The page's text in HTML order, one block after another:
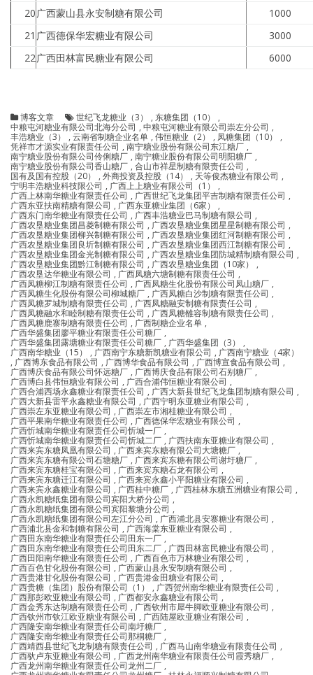
20广西蒙山县永安制糖有限公司
1000
21 广西德保华宏糖业有限公司
3000
22广西田林富民糖业有限公司 6000
博客文章 世纪飞龙糖业（3） , 东糖集团（10）
,
中粮屯河糖业有限公司北海分公司 , 中粮屯河糖业有限公司崇左分公司 ,
丰浩糖业（3）
, 云南省制糖企业名单 , 伟恒糖业（2） , 凤糖集团（10）
,
凭祥市才源实业有限责任公司 , 南宁糖业股份有限公司东江糖厂 ,
南宁糖业股份有限公司伶俐糖厂 , 南宁糖业股份有限公司明阳糖厂 ,
南宁糖业股份有限公司香山糖厂 , 合山市祥星制糖有限责任公司 ,
国有及国有控股（20）
, 外商投资及控股（14） , 天等俊杰糖业有限公司 ,
宁明丰浩糖业科技限公司 , 广西上上糖业有限公司（1）
,
广西上林南华糖业有限责任公司 , 广西世纪飞龙集团平吉制糖有限责任公司 ,
广西东亚扶南精糖有限公司 , 广西东亚糖业集团（6家）
,
广西东门南华糖业有限责任公司 , 广西丰浩糖业巴马制糖有限公司 ,
广西农垦糖业集团昌菱制糖有限公司 , 广西农垦糖业集团星星制糖有限公司 ,
广西农垦糖业集团柳兴制糖有限公司 , 广西农垦糖业集团红河制糖有限公司 ,
广西农垦糖业集团良圻制糖有限公司 , 广西农垦糖业集团西江制糖有限公司 ,
广西农垦糖业集团金光制糖有限公司 , 广西农垦糖业集团防城精制糖有限公司 ,
广西农垦糖业集团黔江制糖有限公司 , 广西农垦糖业集团（10家）
,
广西农垦达华糖业有限公司 , 广西凤糖六塘制糖有限责任公司 ,
广西凤糖柳江制糖有限责任公司 , 广西凤糖生化股份有限公司凤山糖厂 ,
广西凤糖生化股份有限公司柳城糖厂 , 广西凤糖白沙制糖有限责任公司 ,
广西凤糖罗城制糖有限责任公司 , 广西凤糖融安制糖有限责任公司 ,
广西凤糖融水和睦制糖有限责任公司 , 广西凤糖雒容制糖有限责任公司 ,
广西凤糖鹿寨制糖有限责任公司 , 广西制糖企业名单 ,
广西华盛集团廖平糖业有限责任公司糖厂 ,
广西华盛集团露塘糖业有限责任公司糖厂 , 广西华盛集团（3）
,
广西南华糖业（15）
, 广西南宁东糖新凯糖业有限公司 , 广西南宁糖业（4家）
, 广西博东食品有限公司 , 广西博华食品有限公司 , 广西博宣食品有限公司 ,
广西博庆食品有限公司怀远糖厂 , 广西博庆食品有限公司石别糖厂 ,
广西博白县伟恒糖业有限公司 , 广西合浦伟恒糖业有限公司 ,
广西合浦西场永鑫糖业有限责任公司 , 广西大新县世纪飞龙集团制糖有限公司 ,
广西大新县雷平永鑫糖业有限公司 , 广西宁明东亚糖业有限公司 ,
广西崇左东亚糖业有限公司 , 广西崇左市湘桂糖业有限公司 ,
广西平果南华糖业有限责任公司 , 广西德保华宏糖业有限公司 ,
广西忻城南华糖业有限责任公司忻城一厂 ,
广西忻城南华糖业有限责任公司忻城二厂 , 广西扶南东亚糖业有限公司 ,
广西来宾东糖凤凰有限公司 , 广西来宾东糖有限公司大塘糖厂 ,
广西来宾东糖有限公司石塘糖厂 , 广西来宾东糖有限公司谢圩糖厂 ,
广西来宾东糖桂宝有限公司 , 广西来宾东糖石龙有限公司 ,
广西来宾东糖迁江有限公司 , 广西来宾永鑫小平阳糖业有限公司 ,
广西来宾永鑫糖业有限公司 , 广西桂中糖厂 , 广西桂林东糖五洲糖业有限公司 ,
广西永凯糖纸集团有限公司宾阳大桥分公司 ,
广西永凯糖纸集团有限公司宾阳黎塘分公司 ,
广西永凯糖纸集团有限公司左江分公司 , 广西浦北县安寨糖业有限公司 ,
广西浦北县金和制糖有限公司 , 广西海棠东亚糖业有限公司 ,
广西田东南华糖业有限责任公司田东一厂 ,
广西田东南华糖业有限责任公司田东二厂 , 广西田林富民糖业有限公司 ,
广西田阳南华糖业有限责任公司 , 广西百色市万林糖业有限公司 ,
广西百色甘化股份有限公司 , 广西蒙山县永安制糖有限公司 ,
广西贵港甘化股份有限公司 , 广西贵港金田糖业有限公司 ,
广西贵糖（集团）股份有限公司（1）
, 广西贺州南华糖业有限责任公司 ,
广西那彭欧亚糖业有限公司 , 广西都安永鑫糖业有限公司 ,
广西金秀东达制糖有限责任公司 , 广西钦州市犀牛脚欧亚糖业有限公司 ,
广西钦州市钦江欧亚糖业有限公司 , 广西陆屋欧亚糖业有限公司 ,
广西隆安南华糖业有限责任公司南圩糖厂 ,
广西隆安南华糖业有限责任公司那桐糖厂 ,
广西靖西县世纪飞龙制糖有限责任公司 , 广西马山南华糖业有限责任公司 ,
广西驮卢东亚糖业有限公司 , 广西龙州南华糖业有限责任公司霞秀糖厂 ,
广西龙州南华糖业有限责任公司龙州二厂 ,